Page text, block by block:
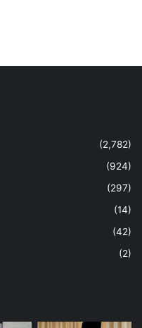
(2,782)
(924)
(297)
(14)
(42)
(2)